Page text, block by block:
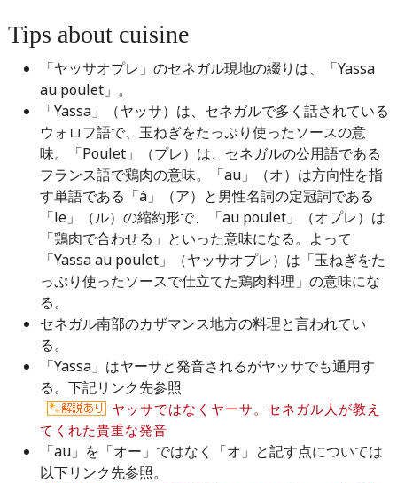
Tips about cuisine
「ヤッサオプレ」のセネガル現地の綴りは、「Yassa
au poulet」。
「Yassa」（ヤッサ）は、セネガルで多く話されている
ウォロフ語で、玉ねぎをたっぷり使ったソースの意
味。「Poulet」（プレ）は、セネガルの公用語である
フランス語で鶏肉の意味。「au」（オ）は方向性を指
す単語である「à」（ア）と男性名詞の定冠詞である
「le」（ル）の縮約形で、「au poulet」（オプレ）は
「鶏肉で合わせる」といった意味になる。よって
「Yassa au poulet」（ヤッサオプレ）は「玉ねぎをた
っぷり使ったソースで仕立てた鶏肉料理」の意味にな
る。
セネガル南部のカザマンス地方の料理と言われてい
る。
「Yassa」はヤーサと発音されるがヤッサでも通用す
る。下記リンク先参照
ヤッサではなくヤーサ。セネガル人が教え
てくれた貴重な発音
「au」を「オー」ではなく「オ」と記す点については
以下リンク先参照。